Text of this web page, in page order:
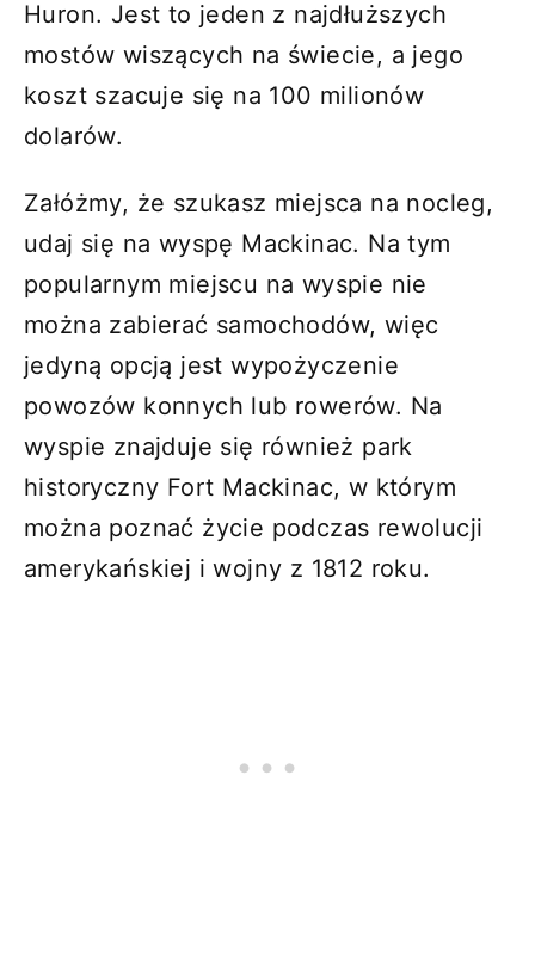
Huron. Jest to jeden z najdłuższych
mostów wiszących na świecie, a jego
koszt szacuje się na 100 milionów
dolarów.
Załóżmy, że szukasz miejsca na nocleg,
udaj się na wyspę Mackinac. Na tym
popularnym miejscu na wyspie nie
można zabierać samochodów, więc
jedyną opcją jest wypożyczenie
powozów konnych lub rowerów. Na
wyspie znajduje się również park
historyczny Fort Mackinac, w którym
można poznać życie podczas rewolucji
amerykańskiej i wojny z 1812 roku.